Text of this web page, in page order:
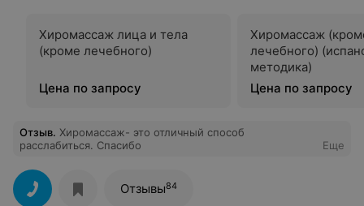
Хиромассаж лица и тела
(кроме лечебного)
Цена по запросу
Хиромассаж
лечебного)
методика)
Цена по запросу
Отзыв. Хиромассаж- это отличный способ
расслабиться. Спасибо
Еще
Отзывы84